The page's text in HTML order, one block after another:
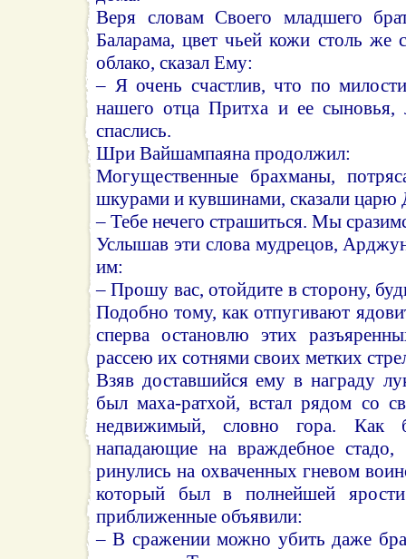
Веря словам Своего младшего
Баларама, цвет чьей кожи столь же
облако, сказал Ему:
– Я очень счастлив, что по
нашего отца Притха и ее сыновья,
спаслись.
Шри Вайшампаяна продолжил:
Могущественные брахманы,
шкурами и кувшинами, сказали царю
– Тебе нечего страшиться. Мы
Услышав эти слова мудрецов,
им:
– Прошу вас, отойдите в сторону,
Подобно тому, как отпугивают
сперва остановлю этих
рассею их сотнями своих метких
Взяв доставшийся ему в награду
был маха-ратхой, встал рядом со
недвижимый, словно гора. Как
нападающие на враждебное стадо,
ринулись на охваченных гневом
который был в полнейшей
приближенные объявили:
– В сражении можно убить даже